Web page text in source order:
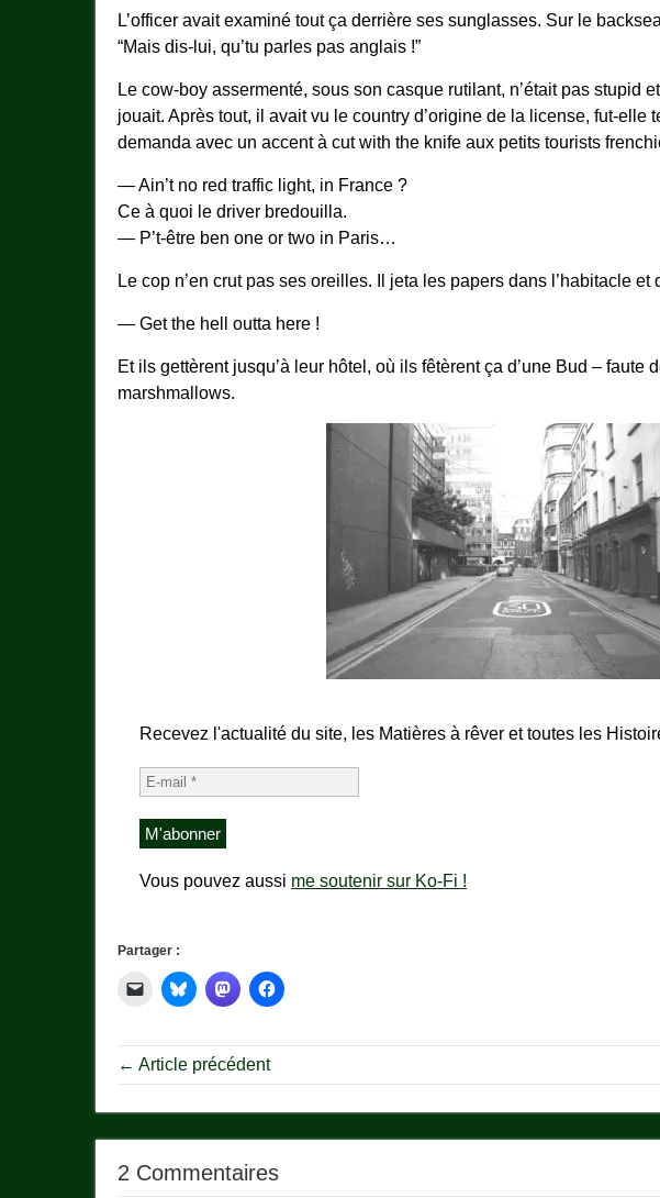
L’officer avait examiné tout ça derrière ses sunglasses. Sur le
“Mais dis-lui, qu’tu parles pas anglais !”
Le cow-boy assermenté, sous son casque rutilant, n’était pas stupid
jouait. Après tout, il avait vu le country d’origine de la license, fut-elle
demanda avec un accent à cut with the knife aux petits tourists
— Ain’t no red traffic light, in France ?
Ce à quoi le driver bredouilla.
— P’t-être ben one or two in Paris…
Le cop n’en crut pas ses oreilles. Il jeta les papers dans l’habitacle et
— Get the hell outta here !
Et ils gettèrent jusqu’à leur hôtel, où ils fêtèrent ça d’une Bud – faute
marshmallows.
Recevez l'actualité du site, les Matières à rêver et toutes les
Vous pouvez aussi me soutenir sur Ko-Fi !
Partager :
← Article précédent
2 Commentaires